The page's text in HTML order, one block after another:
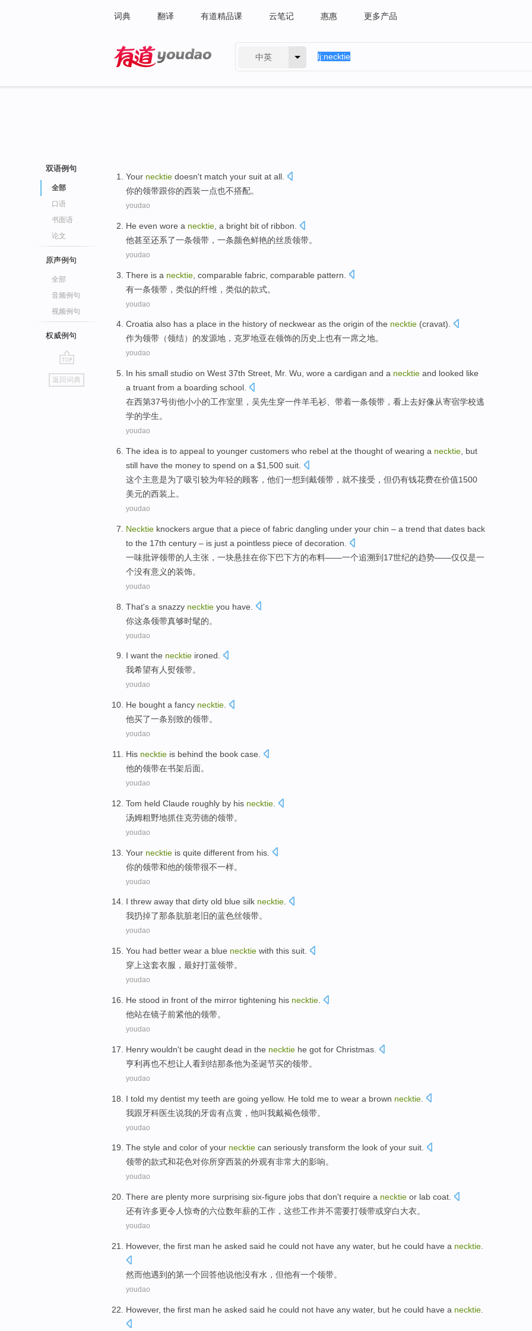
词典 翻译 有道精品课 云笔记 惠惠 更多产品
中英
双语例句
全部
口语
书面语
论文
原声例句
全部
音频例句
视频例句
权威例句
go
top
返回词典
Your necktie doesn't match your suit at all.
你的领带跟你的西装一点也不搭配。
youdao
He even wore a necktie , a bright bit of ribbon.
他甚至还系了一条领带 ，一条颜色鲜艳的丝质领带。
youdao
There is a necktie comparable fabric , comparable pattern
有一条领带 ， 类似的纤维 ，类似的款式。
youdao
Croatia also has a place in the history of neckwear as the origin of the necktie (cravat).
作为领带 （领结） 的发源地， 克罗地亚在领饰的历史上也有一席之地。
youdao
In his small studio on West 37th Street Mr. Wu wore a cardigan and a necktie and looked like
a truant from a boarding school
在西第37号街他小小的工作室里 ， 吴先生穿一件羊毛衫 、带着一条领带 ， 看上去好像从寄宿学校逃
学的学生。
youdao
The idea is to appeal to younger customers who rebel at the thought of wearing a necktie but
still have the money to spend on a $1,500 suit
这个主意是为了吸引 较为年轻的顾客 ， 他们一想到戴领带 ，就不接受， 但仍有钱花费在价值1500
美元的西装上 。
youdao
Necktie knockers argue that a piece of fabric dangling under your chin – a trend that dates back
to the 17th century – is just a pointless piece of decoration
一味批评领带的 人 主张 ， 一块悬挂在你下巴下方的布料——一个追溯到 17世纪的趋势——仅仅是一
个没有意义的装饰。
youdao
That's a snazzy necktie you have.
你这条领带真够时髦的。
youdao
I want the necktie ironed.
我希望有人熨领带。
youdao
He bought a fancy necktie
他买了一条别致的领带。
youdao
His necktie is behind the book case.
他的领带在书架后面。
youdao
Tom held Claude roughly by his necktie
汤姆粗野地抓住克劳德的领带。
youdao
Your necktie is quite different from his
你的领带和他的领带很不一样。
youdao
I threw away that dirty old blue silk necktie.
我扔掉了那条肮脏老旧的蓝色丝领带。
youdao
You had better wear a blue necktie with this suit
穿上这套衣服， 最好打蓝领带。
youdao
He stood in front of the mirror tightening his necktie
他站在镜子前紧他的领带。
youdao
Henry wouldn't be caught dead in the necktie he got for Christmas
亨利 再也不想让人看到结那条他为圣诞节买的领带。
youdao
I told my dentist my teeth are going yellow. He told me to wear a brown necktie
我跟牙科医生说我的牙齿有点黄 ， 他叫我戴褐色领带。
youdao
The style and color of your necktie can seriously transform the look of your suit.
领带的款式和花色对你所穿西装的外观有非常大的影响。
youdao
There are plenty more surprising six-figure jobs that don't require a necktie or lab coat
还有许多更令人惊奇的六位数年薪的工作 ， 这些工作并不需要打领带或穿白大衣。
youdao
However, the first man he asked said he could not have any water, but he could have a necktie
然而他遇到 的第一个回答他说他没有水 ， 但他有一个领带。
youdao
However, the first man he asked said he could not have any water, but he could have a necktie